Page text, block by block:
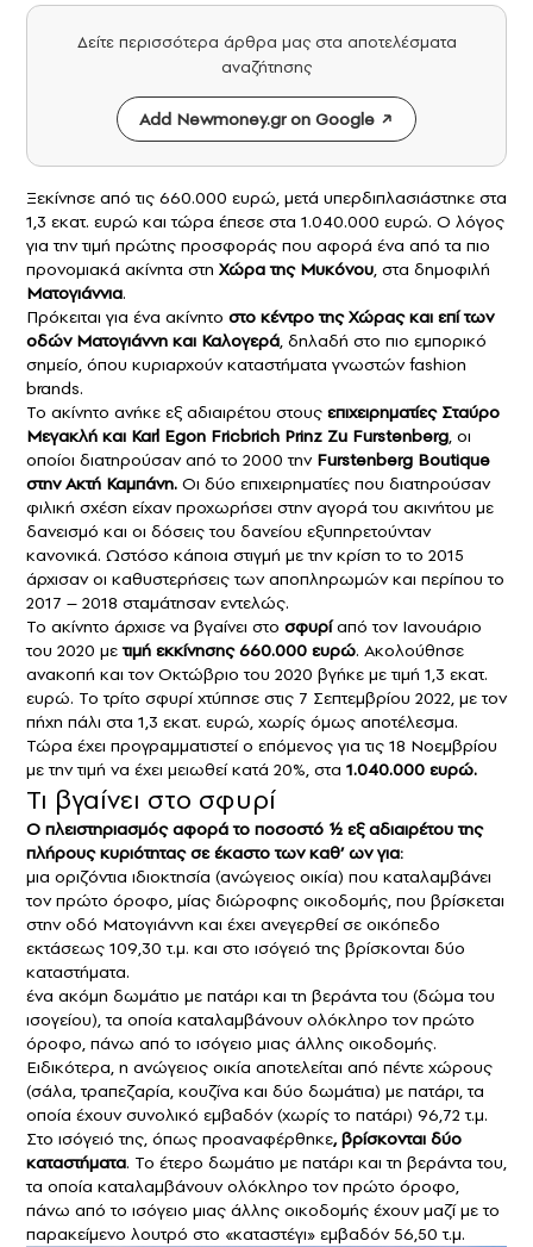
Δείτε περισσότερα άρθρα μας στα αποτελέσματα
αναζήτησης
Add Newmoney.gr on Google
Ξεκίνησε από τις 660.000 ευρώ, μετά υπερδιπλασιάστηκε στα
1,3 εκατ. ευρώ και τώρα έπεσε στα 1.040.000 ευρώ. Ο λόγος
για την τιμή πρώτης προσφοράς που αφορά ένα από τα πιο
προνομιακά ακίνητα στη Χώρα της Μυκόνου, στα δημοφιλή
Ματογιάννια.
Πρόκειται για ένα ακίνητο στο κέντρο της Χώρας και επί των
οδών Ματογιάννη και Καλογερά, δηλαδή στο πιο εμπορικό
σημείο, όπου κυριαρχούν καταστήματα γνωστών fashion
brands.
Το ακίνητο ανήκε εξ αδιαιρέτου στους επιχειρηματίες Σταύρο
Μεγακλή και Karl Egon Fricbrich Prinz Zu Furstenberg, οι
οποίοι διατηρούσαν από το 2000 την Furstenberg Boutique
στην Ακτή Καμπάνη. Οι δύο επιχειρηματίες που διατηρούσαν
φιλική σχέση είχαν προχωρήσει στην αγορά του ακινήτου με
δανεισμό και οι δόσεις του δανείου εξυπηρετούνταν
κανονικά. Ωστόσο κάποια στιγμή με την κρίση το το 2015
άρχισαν οι καθυστερήσεις των αποπληρωμών και περίπου το
2017 – 2018 σταμάτησαν εντελώς.
Το ακίνητο άρχισε να βγαίνει στο σφυρίαπό τον Ιανουάριο
του 2020 μετιμή εκκίνησης 660.000 ευρώ. Ακολούθησε
ανακοπή και τον Οκτώβριο του 2020 βγήκε με τιμή 1,3 εκατ.
ευρώ. Το τρίτο σφυρί χτύπησε στις 7 Σεπτεμβρίου 2022, με τον
πήχη πάλι στα 1,3 εκατ. ευρώ, χωρίς όμως αποτέλεσμα.
Τώρα έχει προγραμματιστεί ο επόμενος για τις 18 Νοεμβρίου
με την τιμή να έχει μειωθεί κατά 20%, στα 1.040.000 ευρώ.
Τι βγαίνει στο σφυρί
Ο πλειστηριασμός αφορά το ποσοστό ½ εξ αδιαιρέτου της
πλήρους κυριότητας σε έκαστο των καθ’ ων για:
μια οριζόντια ιδιοκτησία (ανώγειος οικία) που καταλαμβάνει
τον πρώτο όροφο, μίας διώροφης οικοδομής, που βρίσκεται
στην οδό Ματογιάννη και έχει ανεγερθεί σε οικόπεδο
εκτάσεως 109,30 τ.μ. και στο ισόγειό της βρίσκονται δύο
καταστήματα.
ένα ακόμη δωμάτιο με πατάρι και τη βεράντα του (δώμα του
ισογείου), τα οποία καταλαμβάνουν ολόκληρο τον πρώτο
όροφο, πάνω από το ισόγειο μιας άλλης οικοδομής.
Ειδικότερα, η ανώγειος οικία αποτελείται από πέντε χώρους
(σάλα, τραπεζαρία, κουζίνα και δύο δωμάτια) με πατάρι, τα
οποία έχουν συνολικό εμβαδόν (χωρίς το πατάρι) 96,72 τ.μ.
Στο ισόγειό της, όπως προαναφέρθηκε, βρίσκονται δύο
καταστήματα. Το έτερο δωμάτιο με πατάρι και τη βεράντα του,
τα οποία καταλαμβάνουν ολόκληρο τον πρώτο όροφο,
πάνω από το ισόγειο μιας άλλης οικοδομής έχουν μαζί με το
παρακείμενο λουτρό στο «καταστέγι» εμβαδόν 56,50 τ.μ.